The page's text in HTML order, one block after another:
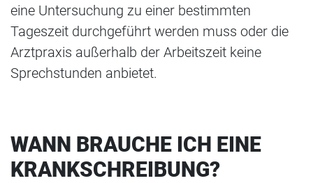
eine Untersuchung zu einer bestimmten
Tageszeit durchgeführt werden muss oder die
Arztpraxis außerhalb der Arbeitszeit keine
Sprechstunden anbietet.
WANN BRAUCHE ICH EINE
KRANKSCHREIBUNG?